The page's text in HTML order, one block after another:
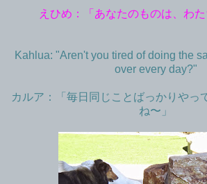
えひめ：「あなたのものは、わた
Kahlua: "Aren't you tired of doing the
over every day?"
カルア：「毎日同じことばっかりやっ
ね〜」